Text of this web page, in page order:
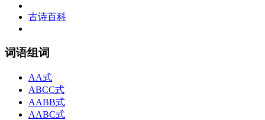
古诗百科
词语组词
AA式
ABCC式
AABB式
AABC式